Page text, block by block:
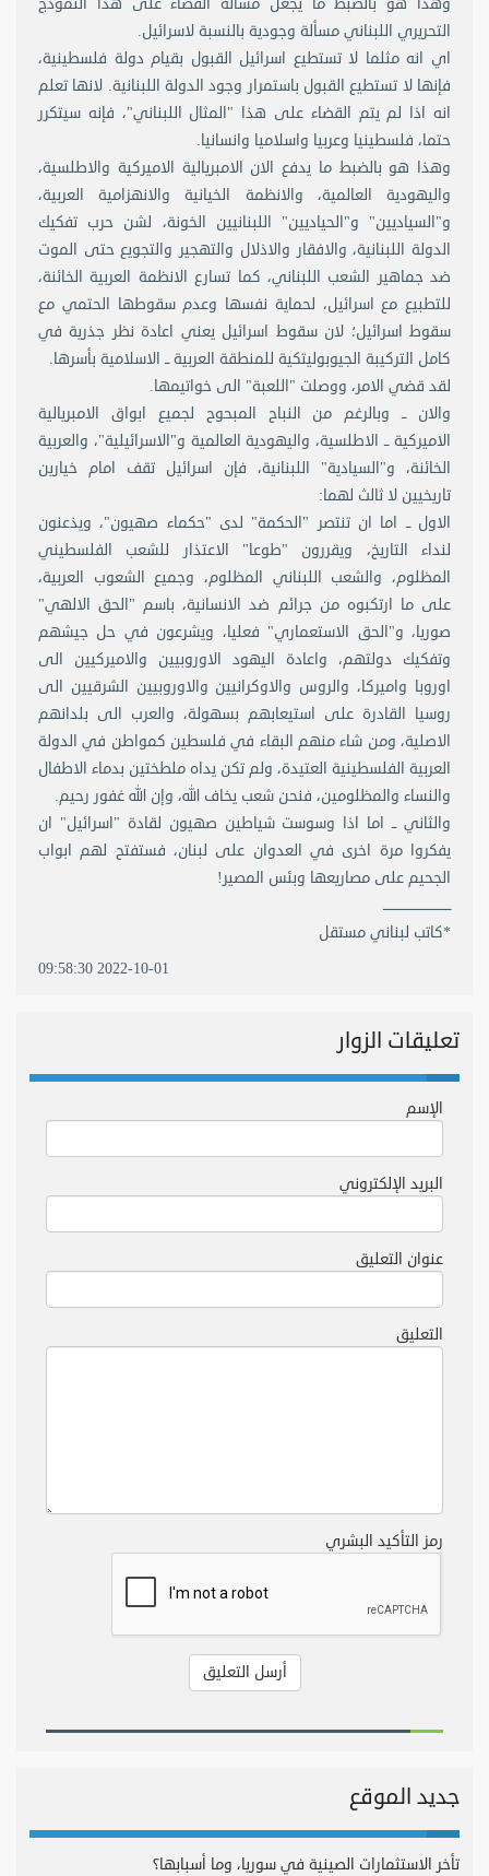
التحريري اللبناني مسألة وجودية بالنسبة لاسرائيل.
اي انه مثلما لا تستطيع اسرائيل القبول بقيام دولة فلسطينية،
فإنها لا تستطيع القبول باستمرار وجود الدولة اللبنانية. لانها تعلم
انه اذا لم يتم القضاء على هذا "المثال اللبناني"، فإنه سيتكرر
حتما، فلسطينيا وعربيا واسلاميا وانسانيا.
وهذا هو بالضبط ما يدفع الان الامبريالية الاميركية والاطلسية،
واليهودية العالمية، والانظمة الخيانية والانهزامية العربية،
و"السياديين" و"الحياديين" اللبنانيين الخونة، لشن حرب تفكيك
الدولة اللبنانية، والافقار والاذلال والتهجير والتجويع حتى الموت
ضد جماهير الشعب اللبناني، كما تسارع الانظمة العربية الخائنة،
للتطبيع مع اسرائيل، لحماية نفسها وعدم سقوطها الحتمي مع
سقوط اسرائيل؛ لان سقوط اسرائيل يعني اعادة نظر جذرية في
كامل التركيبة الجيوبوليتكية للمنطقة العربية ــ الاسلامية بأسرها.
لقد قضي الامر، ووصلت "اللعبة" الى خواتيمها.
والان ــ وبالرغم من النباح المبحوح لجميع ابواق الامبريالية
الاميركية ــ الاطلسية، واليهودية العالمية و"الاسرائيلية"، والعربية
الخائنة، و"السيادية" اللبنانية، فإن اسرائيل تقف امام خيارين
تاريخيين لا ثالث لهما:
الاول ــ اما ان تنتصر "الحكمة" لدى "حكماء صهيون"، ويذعنون
لنداء التاريخ، ويقررون "طوعا" الاعتذار للشعب الفلسطيني
المظلوم، والشعب اللبناني المظلوم، وجميع الشعوب العربية،
على ما ارتكبوه من جرائم ضد الانسانية، باسم "الحق الالهي"
صوريا، و"الحق الاستعماري" فعليا، ويشرعون في حل جيشهم
وتفكيك دولتهم، واعادة اليهود الاوروبيين والاميركيين الى
اوروبا واميركا، والروس والاوكرانيين والاوروبيين الشرقيين الى
روسيا القادرة على استيعابهم بسهولة، والعرب الى بلدانهم
الاصلية، ومن شاء منهم البقاء في فلسطين كمواطن في الدولة
العربية الفلسطينية العتيدة، ولم تكن يداه ملطختين بدماء الاطفال
والنساء والمظلومين، فنحن شعب يخاف الله، وإن الله غفور رحيم.
والثاني ــ اما اذا وسوست شياطين صهيون لقادة "اسرائيل" ان
يفكروا مرة اخرى في العدوان على لبنان، فستفتح لهم ابواب
الجحيم على مصاريعها وبئس المصير!
ـــــــــــــــــــــــــــــــ
*كاتب لبناني مستقل
2022-10-01 09:58:30
تعليقات الزوار
الإسم
البريد الإلكتروني
عنوان التعليق
التعليق
رمز التأكيد البشري
جديد الموقع
تأخر الاستثمارات الصينية في سوريا، وما أسبابها؟